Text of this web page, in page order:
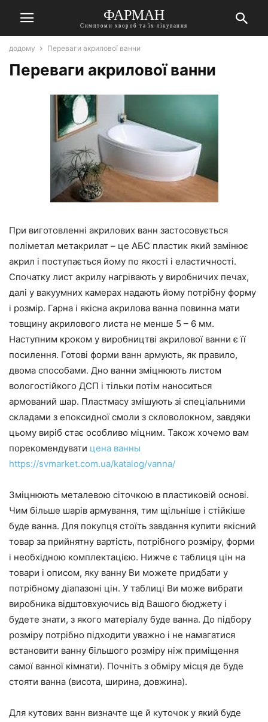
ФАРМАН
Симптоми хвороб та їх лікування
додому Переваги акрилової ванни
Переваги акрилової ванни
При виготовленні акрилових ванн застосовується
поліметал метакрилат – це АБС пластик який замінює
акрил і поступається йому по якості і еластичності.
Спочатку лист акрилу нагрівають у виробничих печах,
далі у вакуумних камерах надають йому потрібну форму
і розмір. Гарна і якісна акрилова ванна повинна мати
товщину акрилового листа не менше 5 – 6 мм.
Наступним кроком у виробництві акрилової ванни є її
посилення. Готові форми ванн армують, як правило,
двома способами. Дно ванни зміцнюють листом
вологостійкого ДСП і тільки потім наноситься
армований шар. Пластмасу змішують зі спеціальними
складами з епоксидної смоли з скловолокном, завдяки
цьому виріб стає особливо міцним. Також хочемо вам
порекомендувати цена ванны
https://svmarket.com.ua/katalog/vanna/
Зміцнюють металевою сіточкою в пластиковій основі.
Чим більше шарів армування, тим щільніше і стійкіше
буде ванна. Для покупця стоїть завдання купити якісний
товар за прийнятну вартість, потрібного розміру, форми
і необхідною комплектацією. Нижче є таблиця цін на
товари і описом, яку ванну Ви можете придбати у
потрібному діапазоні цін. У таблиці Ви може вибрати
виробника відштовхуючись від Вашого бюджету і
будете знати, з якого матеріалу буде ванна. До підбору
розміру потрібно підходити уважно і не намагатися
встановити ванну більшого розміру ніж приміщення
самої ванної кімнати). Почніть з обміру місця де буде
стояти ванна (висота, ширина, довжина).
Для кутових ванн визначте ще й куточок у який буде